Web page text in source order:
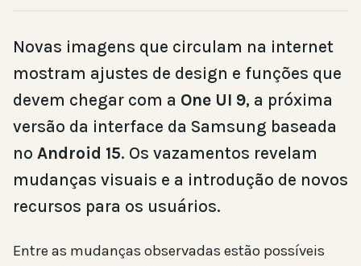
Novas imagens que circulam na internet
mostram ajustes de design e funções que
devem chegar com a One UI 9, a próxima
versão da interface da Samsung baseada
no Android 15. Os vazamentos revelam
mudanças visuais e a introdução de novos
recursos para os usuários.
Entre as mudanças observadas estão possíveis